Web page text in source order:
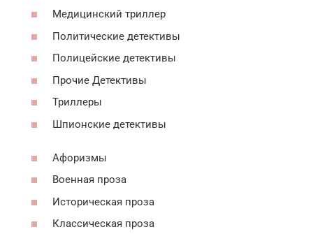
Медицинский триллер
Политические детективы
Полицейские детективы
Прочие Детективы
Триллеры
Шпионские детективы
Афоризмы
Военная проза
Историческая проза
Классическая проза